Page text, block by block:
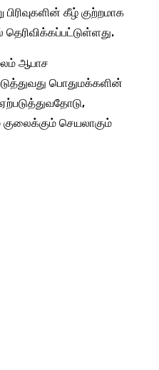
கீழ் குற்றமாக
தெரிவிக்கப்பட்டுள்ளது.
ஆபாச
பொதுமக்களின்
செயலாகும்